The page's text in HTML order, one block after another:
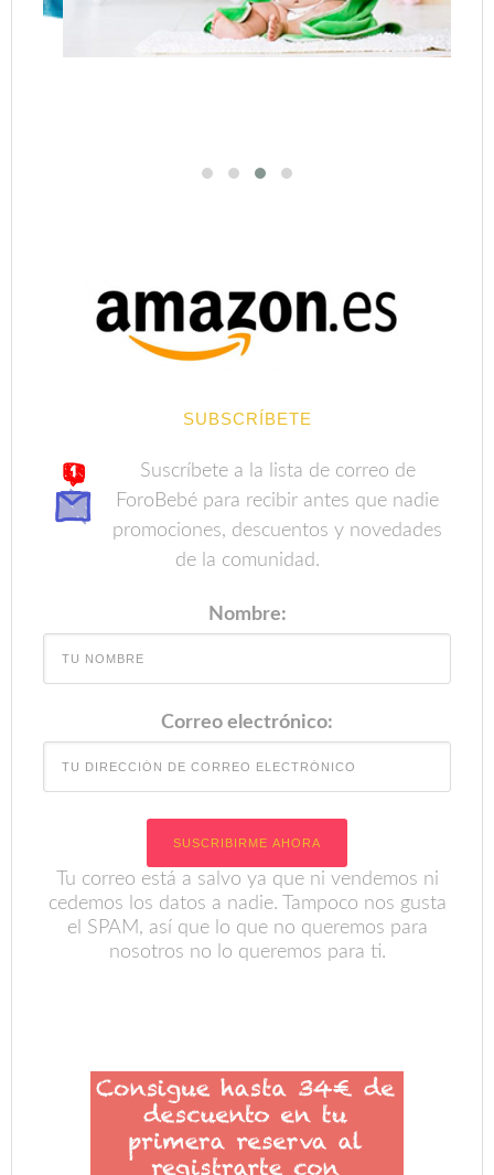
Suscríbete a la lista de correo de
de la comunidad.
Nombre:
el SPAM, así que lo que no queremos para
nosotros no lo queremos para ti.